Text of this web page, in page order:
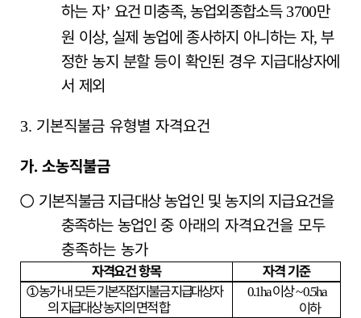
하는 자’ 요건 미충족, 농업외종합소득 3700만
원 이상, 실제 농업에 종사하지 아니하는 자,부
정한 농지 분할 등이 확인된 경우 지급대상자에
서 제외
3. 기본직불금 유형별 자격요건
가. 소농직불금
○ 기본직불금 지급대상 농업인 및 농지의 지급요건을
충족하는 농업인 중 아래의 자격요건을 모두
충족하는 농가
자격요건 항목
자격 기준
①농가 내 모든 기본직접지불금 지급대상자
의 지급대상 농지의 면적 합
0.1ha이상~ 0.5ha
이하